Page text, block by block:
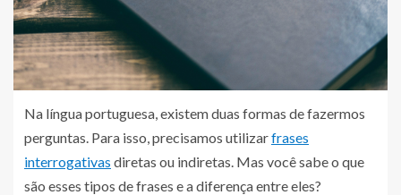
Na língua portuguesa, existem duas formas de fazermos
perguntas. Para isso, precisamos utilizarfrases
interrogativas diretas ou indiretas. Mas você sabe o que
são esses tipos de frases e a diferença entre eles?